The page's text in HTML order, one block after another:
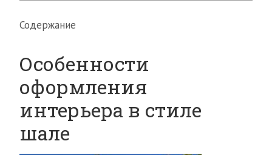
Содержание
Особенности
оформления
интерьера в стиле
шале